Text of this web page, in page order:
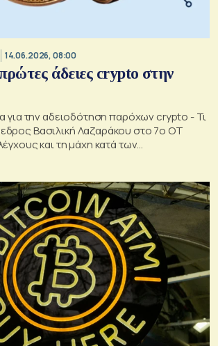
14.06.2026, 08:00
άδειες crypto στην
για την αδειοδότηση παρόχων crypto - Τι
Βασιλική Λαζαράκου στο 7ο OT
και τη μάχη κατά των